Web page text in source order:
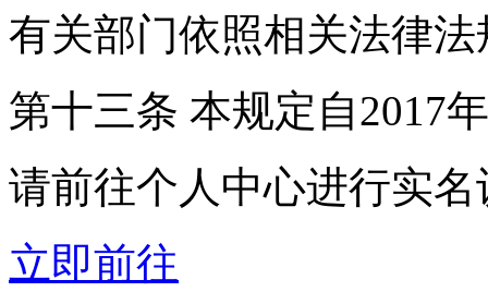
有关部门依照相关法律
第十三条 本规定自2017
请前往个人中心进行实名
立即前往